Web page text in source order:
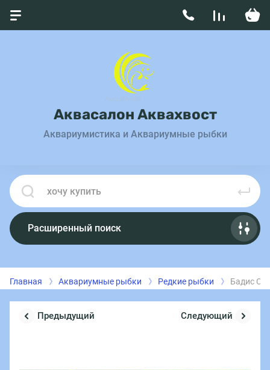
Аквасалон Аквахвост
Аквариумистика и Аквариумные рыбки
Расширенный поиск
Главная Аквариумные рыбки Редкие рыбки Бадис
Предыдущий Следующий